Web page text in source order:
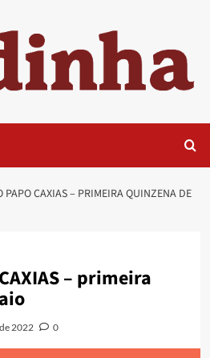
PAPO CAXIAS – PRIMEIRA QUINZENA DE
– primeira
2022 0